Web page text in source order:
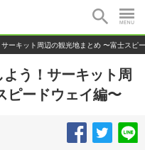
ーキット周辺の観光地まとめ 〜富士スピ
う！サーキット周
ピードウェイ編〜